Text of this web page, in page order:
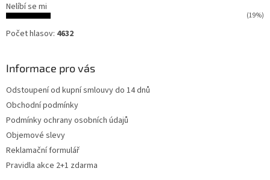
Nelíbí se mi
(19%)
Počet hlasov: 4632
Informace pro vás
Odstoupení od kupní smlouvy do 14 dnů
Obchodní podmínky
Podmínky ochrany osobních údajů
Objemové slevy
Reklamační formulář
Pravidla akce 2+1 zdarma